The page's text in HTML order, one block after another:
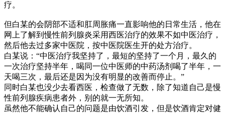
疗。
但白某的会阴部不适和肛周胀痛一直影响他的日常生活，他在
网上了解到慢性前列腺炎采用西医治疗的效果不如中医治疗，
然后他去过多家中医院，按中医院医生开的处方治疗。
白某说：“中医治疗我坚持了，最短的坚持了一个月，最久的
一次治疗坚持半年，喝同一位中医师的中药汤剂喝了半年，一
天喝三次，最后还是因为没有明显的改善而停止。”
同时白某也没少去看西医，检查做了无数，除了知道自己是慢
性前列腺疾病患者外，别的就一无所知。
虽然他不能确认自己的问题是由饮酒引发，但是饮酒肯定对健